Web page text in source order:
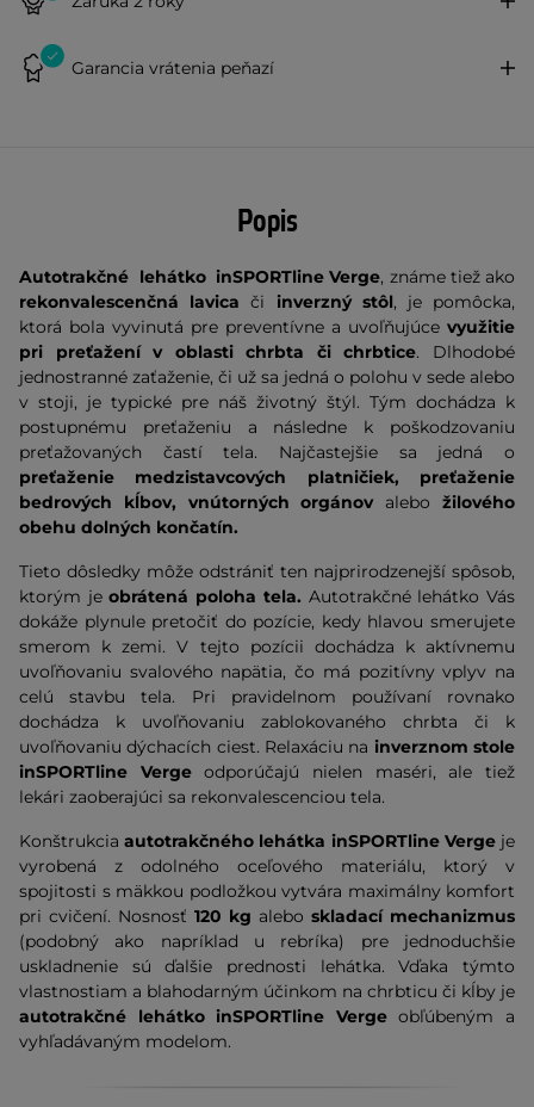
Garancia vrátenia peňazí
Popis
Autotrakčné lehátko inSPORTline Verge, známe tiež ako
rekonvalescenčná lavica či inverzný stôl, je pomôcka,
ktorá bola vyvinutá pre preventívne a uvoľňujúce využitie
pri preťažení v oblasti chrbta či chrbtice. Dlhodobé
jednostranné zaťaženie, či už sa jedná o polohu v sede alebo
v stoji, je typické pre náš životný štýl. Tým dochádza k
postupnému preťaženiu a následne k poškodzovaniu
preťažovaných častí tela. Najčastejšie sa jedná o
preťaženie medzistavcových platničiek, preťaženie
bedrových kĺbov, vnútorných orgánov alebo žilového
obehu dolných končatín.
Tieto dôsledky môže odstrániť ten najprirodzenejší spôsob,
ktorým jeobrátená poloha tela. Autotrakčné lehátko Vás
dokáže plynule pretočiť do pozície, kedy hlavou smerujete
smerom k zemi. V tejto pozícii dochádza k aktívnemu
uvoľňovaniu svalového napätia, čo má pozitívny vplyv na
celú stavbu tela. Pri pravidelnom používaní rovnako
dochádza k uvoľňovaniu zablokovaného chrbta či k
uvoľňovaniu dýchacích ciest. Relaxáciu na inverznom stole
inSPORTline Vergeodporúčajú nielen maséri, ale tiež
lekári zaoberajúci sa rekonvalescenciou tela.
Konštrukciaautotrakčného lehátka inSPORTline Vergeje
vyrobená z odolného oceľového materiálu, ktorý v
spojitosti s mäkkou podložkou vytvára maximálny komfort
pri cvičení. Nosnosť 120 kg alebo skladací mechanizmus
(podobný ako napríklad u rebríka) pre jednoduchšie
uskladnenie sú ďalšie prednosti lehátka. Vďaka týmto
vlastnostiam a blahodarným účinkom na chrbticu či kĺby je
autotrakčné lehátko inSPORTline Vergeobľúbeným a
vyhľadávaným modelom.